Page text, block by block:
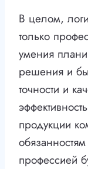
В целом,
только
умения
решения и
точности и
продукции
профессией